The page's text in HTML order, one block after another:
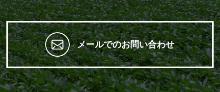
メールでのお問い合わせ